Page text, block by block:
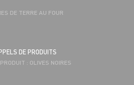
DE TERRE AU FOUR
DE PRODUITS
: OLIVES NOIRES